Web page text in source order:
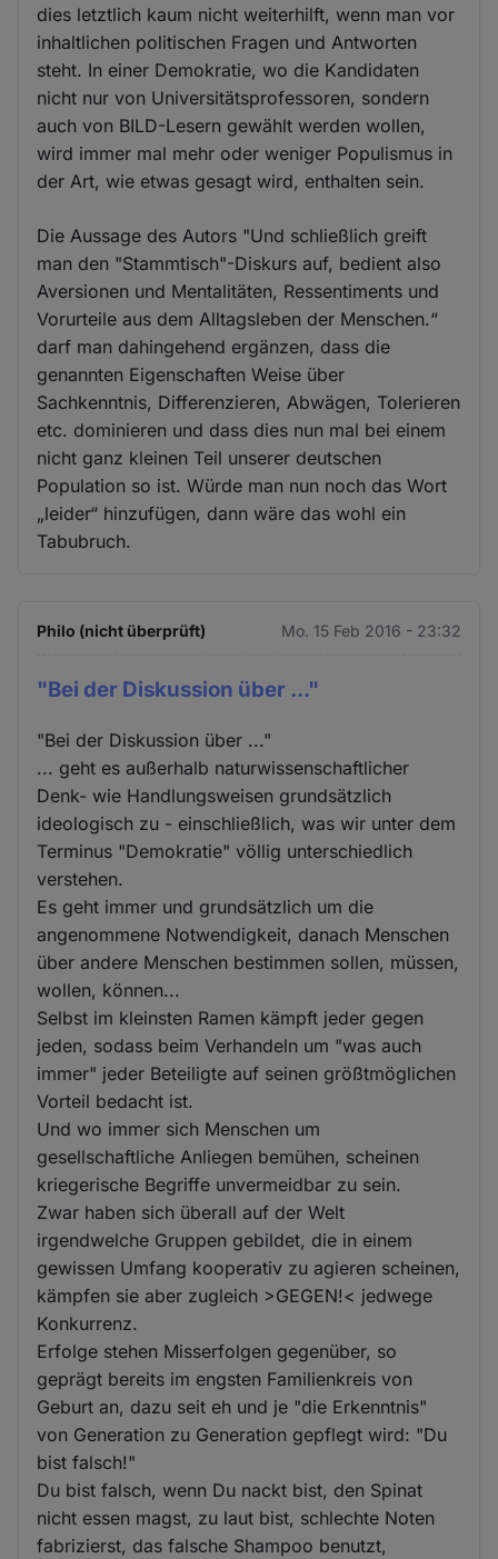
dies letztlich kaum nicht weiterhilft, wenn man vor
inhaltlichen politischen Fragen und Antworten
steht. In einer Demokratie, wo die Kandidaten
nicht nur von Universitätsprofessoren, sondern
auch von BILD-Lesern gewählt werden wollen,
wird immer mal mehr oder weniger Populismus in
der Art, wie etwas gesagt wird, enthalten sein.
Die Aussage des Autors "Und schließlich greift
man den "Stammtisch"-Diskurs auf, bedient also
Aversionen und Mentalitäten, Ressentiments und
Vorurteile aus dem Alltagsleben der Menschen.“
darf man dahingehend ergänzen, dass die
genannten Eigenschaften Weise über
Sachkenntnis, Differenzieren, Abwägen, Tolerieren
etc. dominieren und dass dies nun mal bei einem
nicht ganz kleinen Teil unserer deutschen
Population so ist. Würde man nun noch das Wort
„leider“ hinzufügen, dann wäre das wohl ein
Tabubruch.
Philo (nicht überprüft) Mo. 15 Feb 2016 - 23:32
"Bei der Diskussion über ..."
"Bei der Diskussion über ..."
... geht es außerhalb naturwissenschaftlicher
Denk- wie Handlungsweisen grundsätzlich
ideologisch zu - einschließlich, was wir unter dem
Terminus "Demokratie" völlig unterschiedlich
verstehen.
Es geht immer und grundsätzlich um die
angenommene Notwendigkeit, danach Menschen
über andere Menschen bestimmen sollen, müssen,
wollen, können...
Selbst im kleinsten Ramen kämpft jeder gegen
jeden, sodass beim Verhandeln um "was auch
immer" jeder Beteiligte auf seinen größtmöglichen
Vorteil bedacht ist.
Und wo immer sich Menschen um
gesellschaftliche Anliegen bemühen, scheinen
kriegerische Begriffe unvermeidbar zu sein.
Zwar haben sich überall auf der Welt
irgendwelche Gruppen gebildet, die in einem
gewissen Umfang kooperativ zu agieren scheinen,
kämpfen sie aber zugleich >GEGEN!< jedwege
Konkurrenz.
Erfolge stehen Misserfolgen gegenüber, so
geprägt bereits im engsten Familienkreis von
Geburt an, dazu seit eh und je "die Erkenntnis"
von Generation zu Generation gepflegt wird: "Du
bist falsch!"
Du bist falsch, wenn Du nackt bist, den Spinat
nicht essen magst, zu laut bist, schlechte Noten
fabrizierst, das falsche Shampoo benutzt,
Cookies